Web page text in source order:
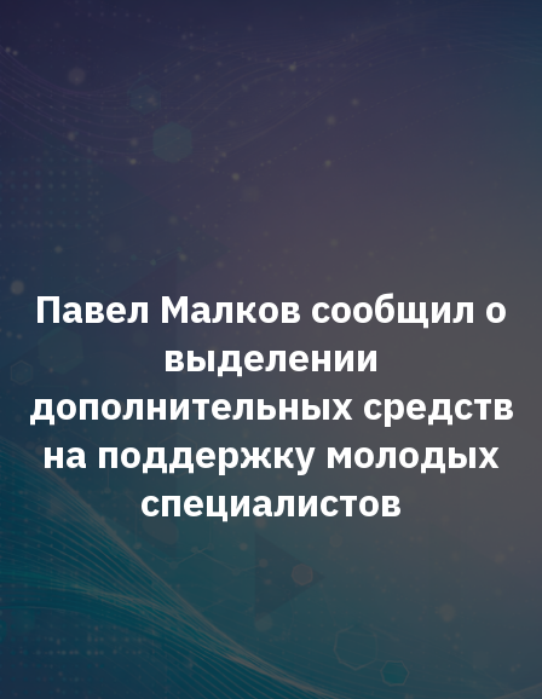
Павел Малков сообщил о
выделении
дополнительных средств
на поддержку молодых
специалистов